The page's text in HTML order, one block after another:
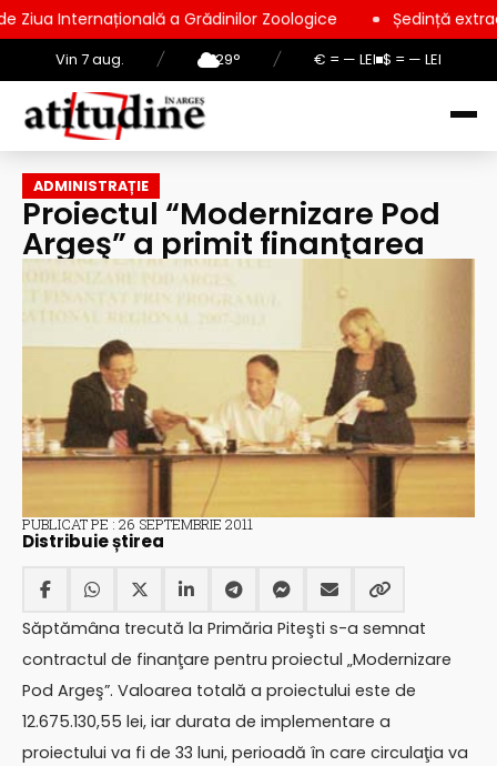
Vin 7 aug. / 29° / € = — LEI $ = — LEI
a Grădinilor Zoologice Ședință extraordinară la
ADMINISTRAȚIE
Proiectul “Modernizare Pod
Argeş” a primit finanţarea
PUBLICAT PE : 26 SEPTEMBRIE 2011
Distribuie știrea
Săptămâna trecută la Primăria Piteşti s-a semnat
contractul de finanţare pentru proiectul „Modernizare
Pod Argeş”. Valoarea totală a proiectului este de
12.675.130,55 lei, iar durata de implementare a
proiectului va fi de 33 luni, perioadă în care circulaţia va